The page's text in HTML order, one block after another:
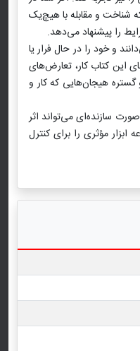
شناخت و مقابله با هیچ‌یک
را پیشنهاد می‌دهد.
و خود را در حال فرار یا
این کتاب کار، تعارض‌های
هیجان‌هایی که کار و
سازنده‌ای می‌تواند اثر
مؤثری را برای کنترل